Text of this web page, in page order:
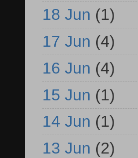
18 Jun (1)
17 Jun (4)
16 Jun (4)
15 Jun (1)
14 Jun (1)
13 Jun (2)